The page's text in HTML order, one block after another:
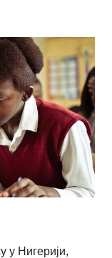
у Нигерији,